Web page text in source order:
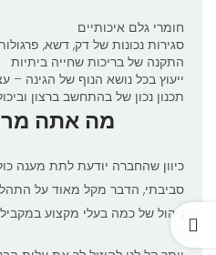
חומרי גלם איכותיים
סגירות נכונות של דק, דשא,
התקנה של בריכות שחייה ביתיות
ייעוץ בכל נושא הנוף של הגינה –
תכנון נכון של בהתחשב ברצון
מה אתה
כיוון שהחברה יודעת לתת מענה
סביבתי, הדבר מקל מאוד על
ניהול של כמה בעלי מקצוע